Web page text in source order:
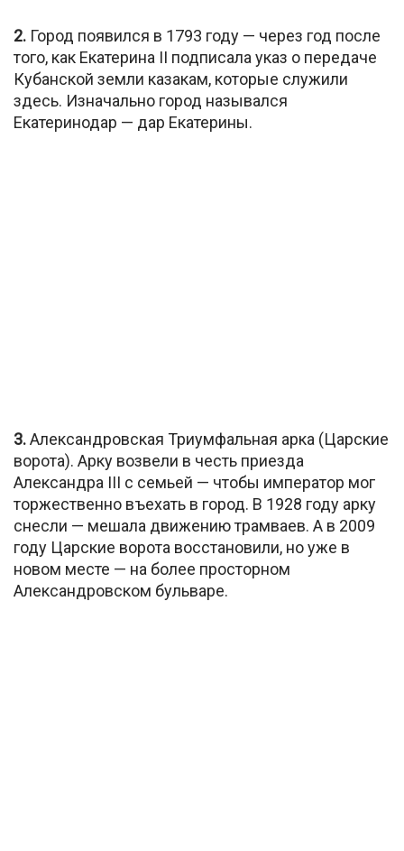
2. Город появился в 1793 году — через год после
того, как Екатерина II подписала указ о передаче
Кубанской земли казакам, которые служили
здесь. Изначально город назывался
Екатеринодар — дар Екатерины.
3.Александровская Триумфальная арка (Царские
ворота). Арку возвели в честь приезда
Александра III с семьей — чтобы император мог
торжественно въехать в город. В 1928 году арку
снесли — мешала движению трамваев. А в 2009
году Царские ворота восстановили, но уже в
новом месте — на более просторном
Александровском бульваре.